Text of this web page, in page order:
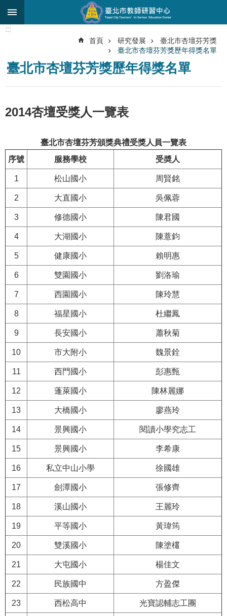
跳到主要內容區塊
尋
關
中
究
發
展
研
習
進
修
教
師
諮
輔
導
支
持
服
務
教
學
資
源
政
府
資
訊
開
請
案
件
站
導
覽
:::
首頁 研究發展
臺北市杏壇芬芳獎
臺北市杏壇芬芳獎歷年得獎名單
臺北市杏壇芬芳獎歷年得獎名單
2014杏壇受獎人一覽表
臺北市杏壇芬芳頒獎典禮受獎人員一覽表
序號
服務學校 受奬人
1 松山國小 周賢銘
2 大直國小 吳佩蓉
3 修德國小 陳君國
4 大湖國小 陳薏鈞
5 健康國小 賴明惠
6 雙園國小 劉洛瑜
7 西園國小 陳玲慧
8 福星國小 杜繼鳳
9 長安國小 蕭秋菊
10 市大附小 魏景銓
11 西門國小 彭惠甄
12 蓬萊國小 陳林麗娜
13 大橋國小 廖燕玲
14 景興國小 閱讀小學究志工
15 景興國小 李希康
16 私立中山小學 徐國雄
17 劍潭國小 張修齊
18 溪山國小 王麗玲
19 平等國小 黃瑋筠
20 雙溪國小 陳塗欉
21 大屯國小 楊佳文
22 民族國中 方盈傑
23 西松高中 光寶認輔志工團